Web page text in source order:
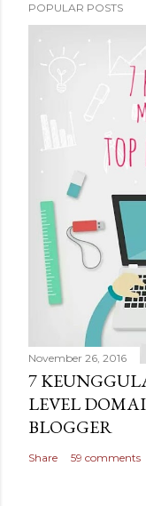
t
POPULAR POSTS
November 26, 2016
7
LEVEL
BLOGGER
Share 59 comments